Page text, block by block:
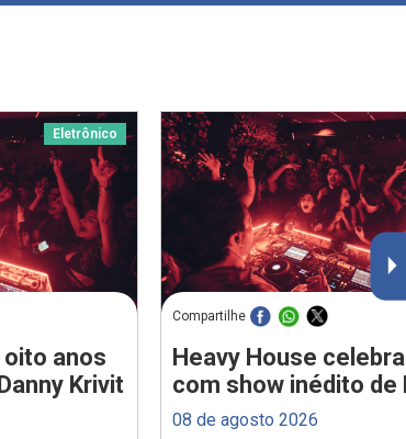
Eletrônico
anos
Krivit
Compartilhe
Heavy House
com show inédito de
08 de agosto 2026